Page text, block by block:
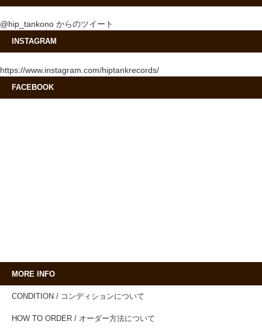
@hip_tankono からのツイート
INSTAGRAM
https://www.instagram.com/hiptankrecords/
FACEBOOK
MORE INFO
CONDITION / コンディションについて
HOW TO ORDER / オーダー方法について